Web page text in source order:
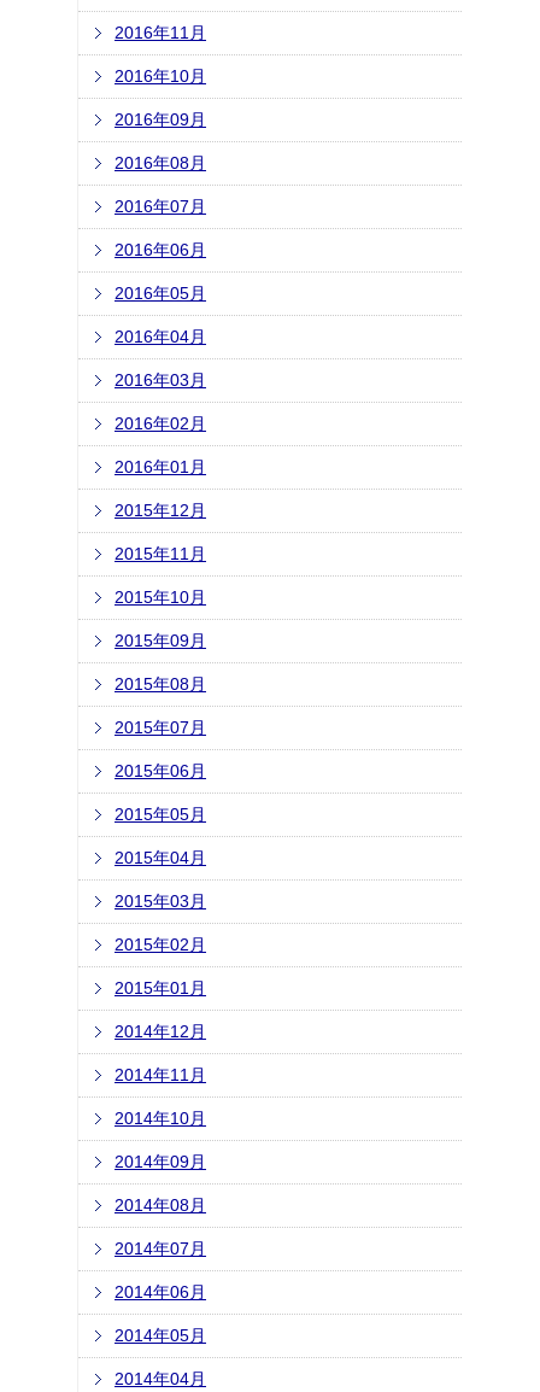
2016年11月
2016年10月
2016年09月
2016年08月
2016年07月
2016年06月
2016年05月
2016年04月
2016年03月
2016年02月
2016年01月
2015年12月
2015年11月
2015年10月
2015年09月
2015年08月
2015年07月
2015年06月
2015年05月
2015年04月
2015年03月
2015年02月
2015年01月
2014年12月
2014年11月
2014年10月
2014年09月
2014年08月
2014年07月
2014年06月
2014年05月
2014年04月